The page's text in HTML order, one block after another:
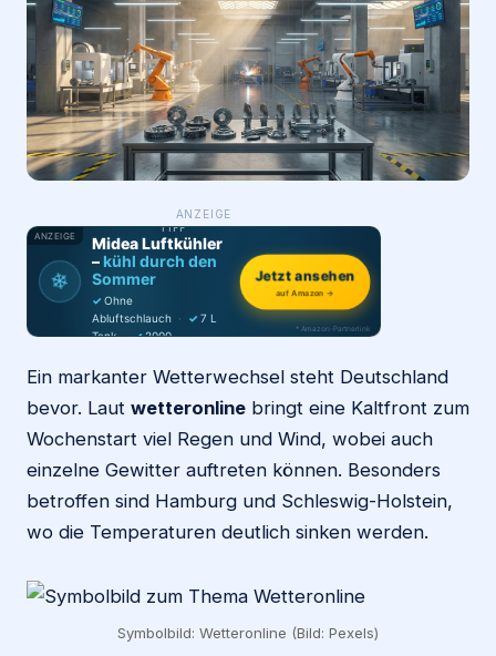
Login
Firma eintragen
ANZEIGE
ANZEIGE
❄
PRODUKT-
TIPP
Midea Luftkühler
–kühl durch den
Sommer
✓ Ohne
Abluftschlauch · ✓ 7 L
Tank · ✓2000
Jetzt ansehen
auf Amazon →
* Amazon-Partnerlink
Ein markanter Wetterwechsel steht Deutschland
bevor. Laut wetteronline bringt eine Kaltfront zum
Wochenstart viel Regen und Wind, wobei auch
einzelne Gewitter auftreten können. Besonders
betroffen sind Hamburg und Schleswig-Holstein,
wo die Temperaturen deutlich sinken werden.
Symbolbild: Wetteronline (Bild: Pexels)